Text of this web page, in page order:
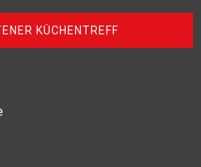
KÜCHENTREFF